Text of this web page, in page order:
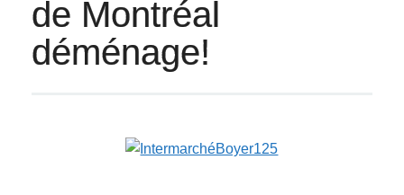
de Montréal
déménage!